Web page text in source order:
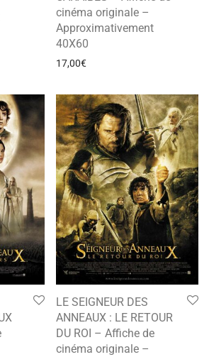
cinéma originale –
Approximativement
40X60
17,00€
LE SEIGNEUR DES
ANNEAUX : LE RETOUR
DU ROI – Affiche de
cinéma originale –